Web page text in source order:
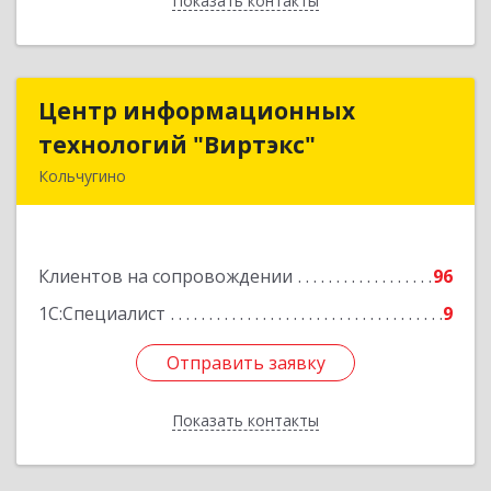
Центр информационных
технологий "Виртэкс"
Кольчугино
Клиентов на сопровождении
96
1С:Специалист
9
Отправить заявку
Показать контакты
Центр информационных
технологий "Виртэкс"
Подробнее
Отправить заявку
Назад